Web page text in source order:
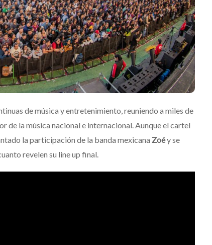
de música y entretenimiento, reuniendo a miles de
de la música nacional e internacional. Aunque el cartel
la participación de la banda mexicana Zoéy se
revelen su line up final.
13, 2026
Levi’s® presenta a Belinda
como su nueva
embajadora para
Latinoamérica
Edwin Jimenez Julio 13, 2026